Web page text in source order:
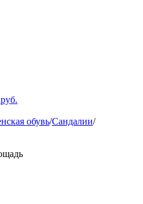
руб.
обувь/Сандалии/